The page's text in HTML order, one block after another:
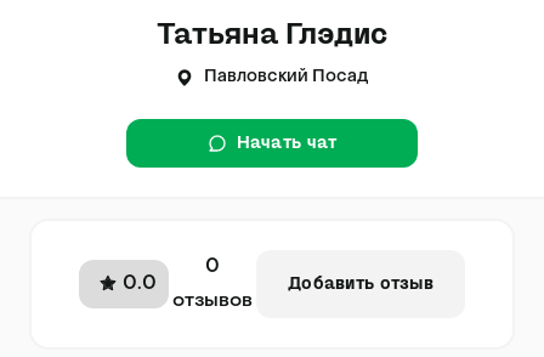
Татьяна Глэдис
Павловский Посад
Начать чат
0.0
0
отзывов
Добавить отзыв